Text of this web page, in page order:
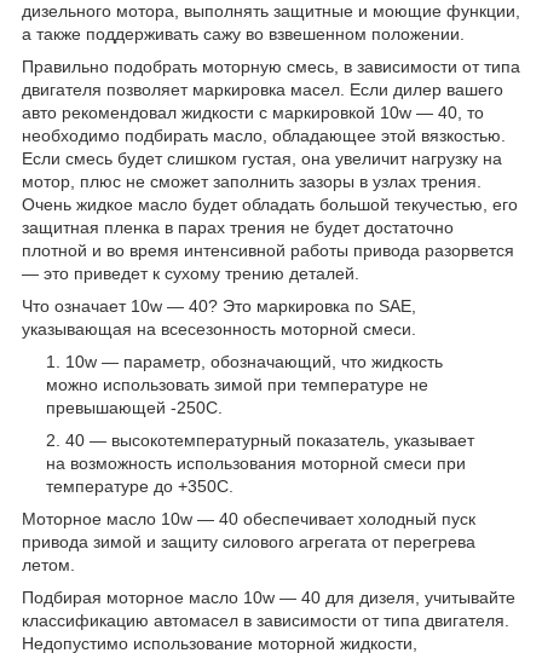
дизельного мотора, выполнять защитные и моющие функции,
а также поддерживать сажу во взвешенном положении.
Правильно подобрать моторную смесь, в зависимости от типа
двигателя позволяет маркировка масел. Если дилер вашего
авто рекомендовал жидкости с маркировкой 10w — 40, то
необходимо подбирать масло, обладающее этой вязкостью.
Если смесь будет слишком густая, она увеличит нагрузку на
мотор, плюс не сможет заполнить зазоры в узлах трения.
Очень жидкое масло будет обладать большой текучестью, его
защитная пленка в парах трения не будет достаточно
плотной и во время интенсивной работы привода разорвется
— это приведет к сухому трению деталей.
Что означает 10w — 40? Это маркировка по SAE,
указывающая на всесезонность моторной смеси.
10w — параметр, обозначающий, что жидкость
можно использовать зимой при температуре не
превышающей -250С.
40 — высокотемпературный показатель, указывает
на возможность использования моторной смеси при
температуре до +350С.
Моторное масло 10w — 40 обеспечивает холодный пуск
привода зимой и защиту силового агрегата от перегрева
летом.
Подбирая моторное масло 10w — 40 для дизеля, учитывайте
классификацию автомасел в зависимости от типа двигателя.
Недопустимо использование моторной жидкости,